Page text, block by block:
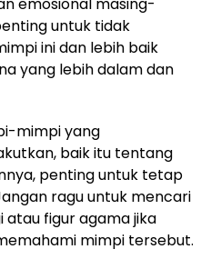
emosional masing-
untuk tidak
ini dan lebih baik
yang lebih dalam dan
mimpi yang
baik itu tentang
penting untuk tetap
ragu untuk mencari
atau figur agama jika
mimpi tersebut.